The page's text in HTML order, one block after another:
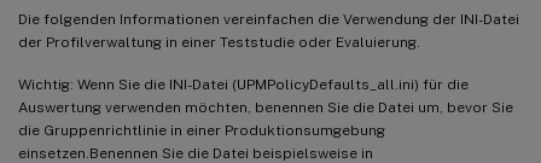
Die folgenden Informationen vereinfachen die Verwendung der INI-Datei
der Profilverwaltung in einer Teststudie oder Evaluierung.
Wichtig: Wenn Sie die INI-Datei (UPMPolicyDefaults_all.ini) für die
Auswertung verwenden möchten, benennen Sie die Datei um, bevor Sie
die Gruppenrichtlinie in einer Produktionsumgebung
einsetzen.Benennen Sie die Datei beispielsweise in